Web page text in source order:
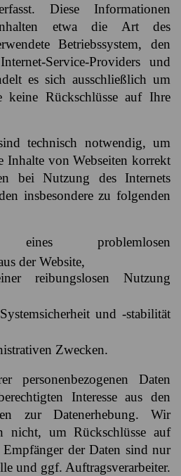
Diese Informationen
etwa die Art des
Betriebssystem, den
Service-Providers und
es sich ausschließlich um
keine Rückschlüsse auf Ihre
technisch notwendig, um
Inhalte von Webseiten korrekt
bei Nutzung des Internets
insbesondere zu folgenden
eines problemlosen
der Website,
reibungslosen Nutzung
und -stabilität
Zwecken.
personenbezogenen Daten
Interesse aus den
zur Datenerhebung. Wir
nicht, um Rückschlüsse auf
der Daten sind nur
und ggf. Auftragsverarbeiter.